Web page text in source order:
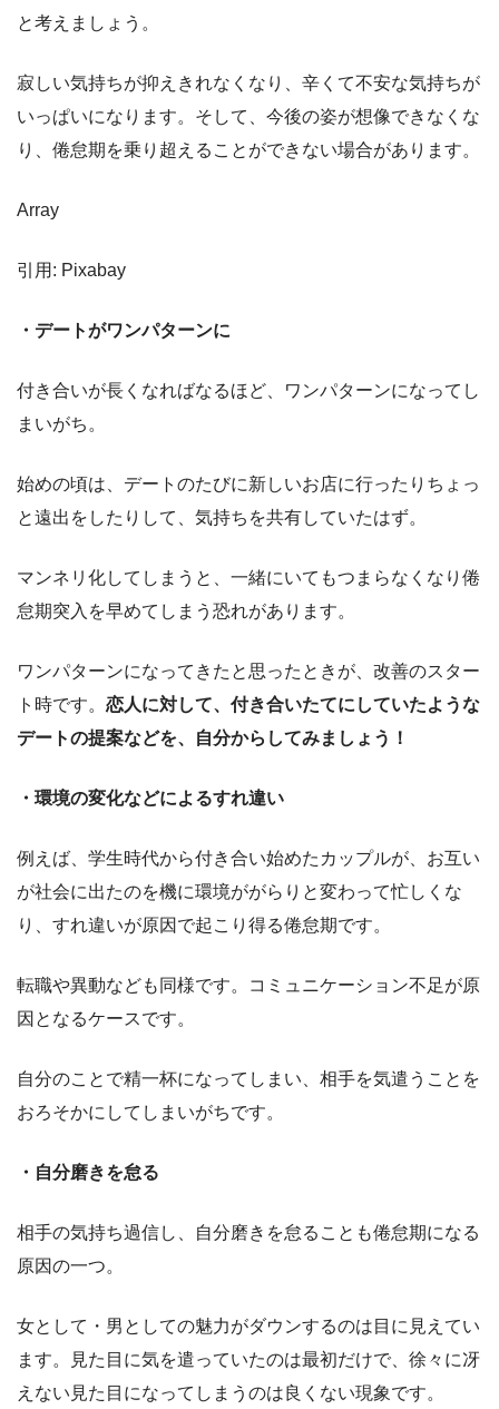
と考えましょう。
寂しい気持ちが抑えきれなくなり、辛くて不安な気持ちが
いっぱいになります。そして、今後の姿が想像できなくな
り、倦怠期を乗り超えることができない場合があります。
Array
引用: Pixabay
・デートがワンパターンに
付き合いが長くなればなるほど、ワンパターンになってし
まいがち。
始めの頃は、デートのたびに新しいお店に行ったりちょっ
と遠出をしたりして、気持ちを共有していたはず。
マンネリ化してしまうと、一緒にいてもつまらなくなり倦
怠期突入を早めてしまう恐れがあります。
ワンパターンになってきたと思ったときが、改善のスター
ト時です。 恋人に対して、付き合いたてにしていたような
デートの提案などを、自分からしてみましょう！
・環境の変化などによるすれ違い
例えば、学生時代から付き合い始めたカップルが、お互い
が社会に出たのを機に環境ががらりと変わって忙しくな
り、すれ違いが原因で起こり得る倦怠期です。
転職や異動なども同様です。コミュニケーション不足が原
因となるケースです。
自分のことで精一杯になってしまい、相手を気遣うことを
おろそかにしてしまいがちです。
・自分磨きを怠る
相手の気持ち過信し、自分磨きを怠ることも倦怠期になる
原因の一つ。
女として・男としての魅力がダウンするのは目に見えてい
ます。見た目に気を遣っていたのは最初だけで、徐々に冴
えない見た目になってしまうのは良くない現象です。